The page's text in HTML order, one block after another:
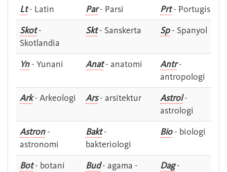
Lt- Latin Par- Parsi Prt- Portugis
Skot-
Skotlandia
Skt- Sanskerta Sp- Spanyol
Yn- Yunani Anat- anatomi Antr-
antropologi
Ark- Arkeologi Ars- arsitektur Astrol-
astrologi
Astron-
astronomi
Bakt-
bakteriologi
Bio- biologi
Bot- botani Bud- agama -
Dag-